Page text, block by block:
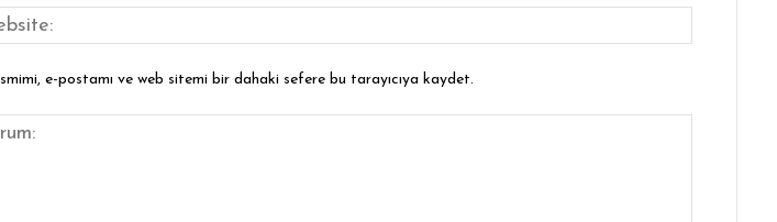
Ismimi, e-postamı ve web sitemi bir dahaki sefere bu tarayıcıya kaydet.